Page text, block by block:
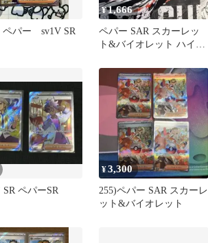
ペパー sv1V SR
¥1,666
ペパー SAR スカーレッ
ト&バイオレット ハイク
SR ペパーSR
¥3,300
255)ペパー SAR スカーレ
ット&バイオレット